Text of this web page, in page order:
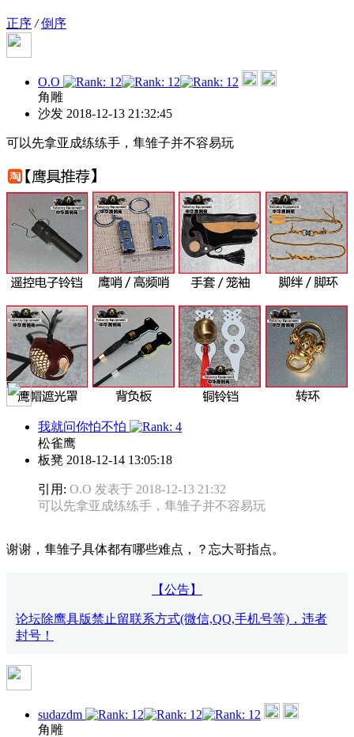
正序 / 倒序
O.O
角雕
沙发 2018-12-13 21:32:45
可以先拿亚成练练手，隼雏子并不容易玩
我就问你怕不怕
松雀鹰
板凳 2018-12-14 13:05:18
引用: O.O 发表于 2018-12-13 21:32
可以先拿亚成练练手，隼雏子并不容易玩
谢谢，隼雏子具体都有哪些难点，？忘大哥指点。
【公告】
论坛除鹰具版禁止留联系方式(微信,QQ,手机号等)，违者
封号！
sudazdm
角雕